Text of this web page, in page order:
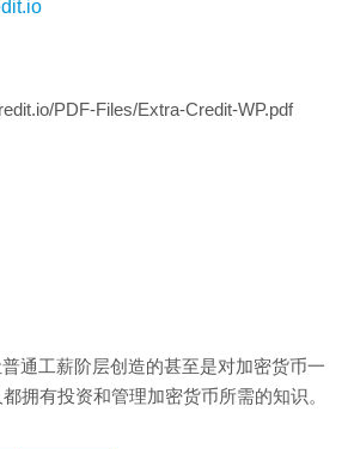
PDF-Files/Extra-Credit-WP.pdf
通工薪阶层创造的甚至是对加密货币一
拥有投资和管理加密货币所需的知识。